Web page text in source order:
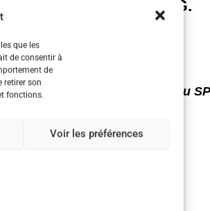
que les
de consentir à
de
retirer son
fonctions.
Voir les préférences